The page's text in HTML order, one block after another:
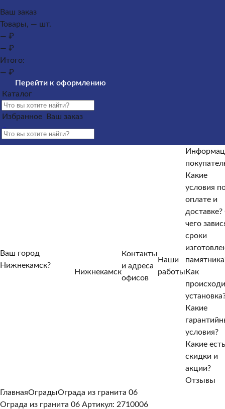
Памятники из гранита
Оформление гранитных памятников
лавочки
Контакты и адреса офисов
покупателю
оплате и доставке?
памятника?Как происходит установка?
гарантийные условия?
Отзывы
От чего зависят
Как происходит
Какие есть
Ваш заказ
Товары, — шт.
— ₽
— ₽
Итого:
— ₽
Перейти к оформлению
Каталог
Избранное Ваш заказ
Ваш город
Нижнекамск?
Нижнекамск
Контакты
и адреса
офисов
Наши
работы
Какие
условия
оплате и
доставке?
чего
сроки
Как
Какие
условия?
Какие есть
скидки и
акции?
Отзывы
ГлавнаяОградыОграда из гранита 06
Ограда из гранита 06 Артикул: 2710006